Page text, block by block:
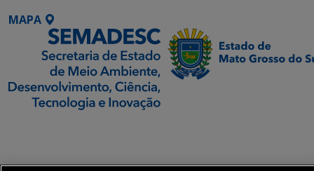
MAPA
Transformação Digital